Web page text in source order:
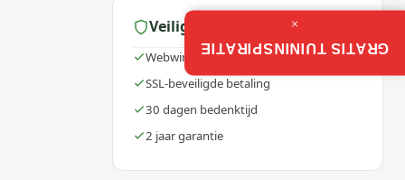
Veilig winkelen
WebwinkelKeur gecertificeerd
SSL-beveiligde betaling
30 dagen bedenktijd
2 jaar garantie
GRATIS TUININSPIRATIE
×